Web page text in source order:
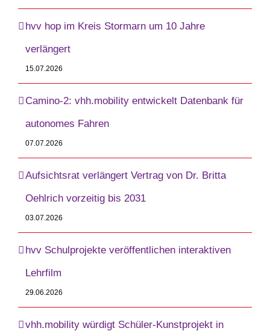
hvv hop im Kreis Stormarn um 10 Jahre
verlängert
15.07.2026
Camino-2: vhh.mobility entwickelt Datenbank für
autonomes Fahren
07.07.2026
Aufsichtsrat verlängert Vertrag von Dr. Britta
Oehlrich vorzeitig bis 2031
03.07.2026
hvv Schulprojekte veröffentlichen interaktiven
Lehrfilm
29.06.2026
vhh.mobility würdigt Schüler-Kunstprojekt in